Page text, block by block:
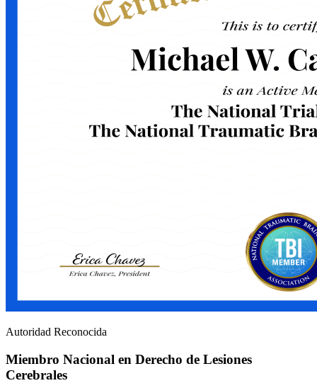
Autoridad Reconocida
Miembro Nacional en Derecho de Lesiones
Cerebrales